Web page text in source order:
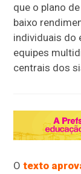
que o plano
baixo
individuais do
equipes
centrais dos
Otexto